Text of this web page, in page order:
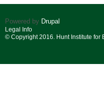
Powered by Drupal
Legal Info
© Copyright 2016. Hunt Institute